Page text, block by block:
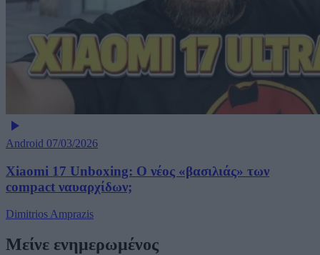
Android 07/03/2026
Xiaomi 17 Unboxing: Ο νέος «βασιλιάς» των
compact ναυαρχίδων;
Dimitrios Amprazis
Μείνε ενημερωμένος